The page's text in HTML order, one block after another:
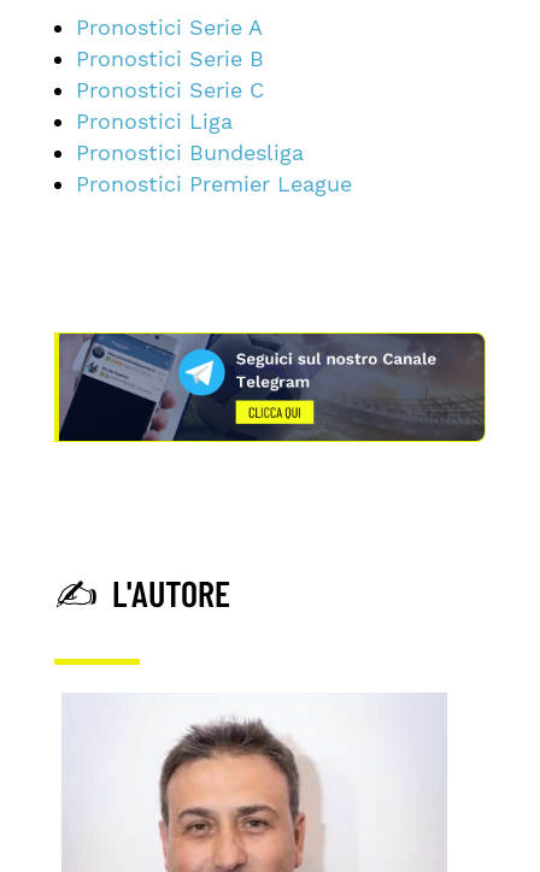
Pronostici Serie A
Pronostici Serie B
Pronostici Serie C
Pronostici Liga
Pronostici Bundesliga
Pronostici Premier League
✍️ L'AUTORE